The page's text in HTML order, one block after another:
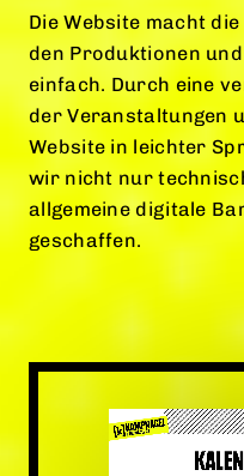
Die Website macht
den Produktionen
einfach. Durch eine
der Veranstaltungen
Website in leichter
wir nicht nur
allgemeine digitale
geschaffen.